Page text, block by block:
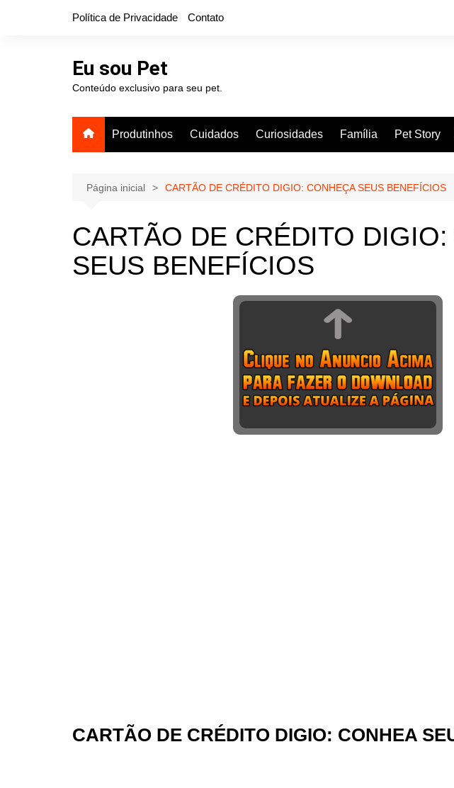
Política de Privacidade Contato
Eu sou Pet
Conteúdo exclusivo para seu pet.
Produtinhos Cuidados Curiosidades Família Pet Story
Página inicial CARTÃO DE CRÉDITO DIGIO: CONHEÇA SEUS BENEFÍCIOS
CARTÃO DE CRÉDITO
SEUS BENEFÍCIOS
CARTÃO DE CRÉDITO DIGIO: CONHEA